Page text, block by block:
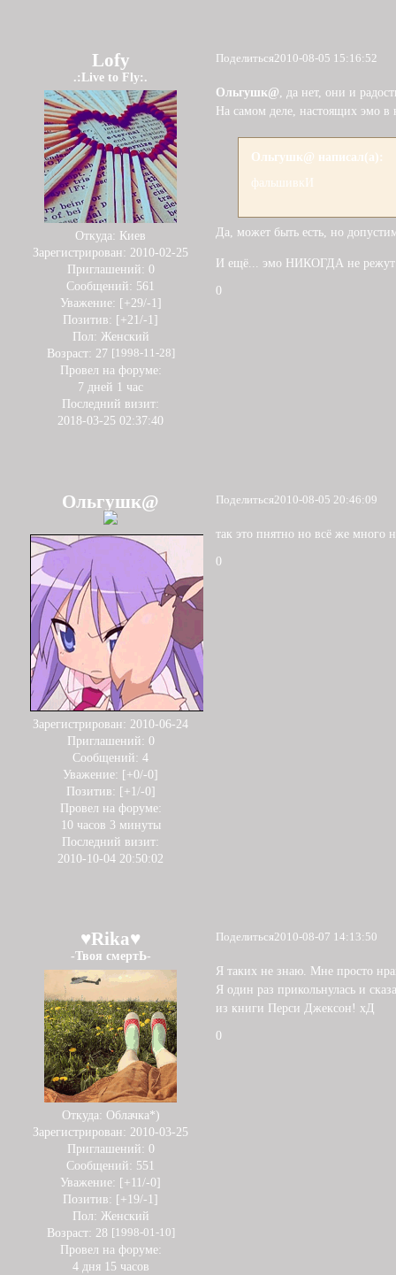
Поделиться2010-08-05 15:16:52
Lofy
.:Live to Fly:.
Откуда: Киев
Зарегистрирован: 2010-02-25
Приглашений: 0
Сообщений: 561
Уважение: [+29/-1]
Позитив: [+21/-1]
Пол: Женский
Возраст: 27 [1998-11-28]
Провел на форуме:
7 дней 1 час
Последний визит:
2018-03-25 02:37:40
Ольгушк@ , да нет, они и
На самом деле, настоящих эмо в
Ольгушк@ написал(а):
фальшивкИ
Да, может быть есть, но
И ещё... эмо НИКОГДА не режут
0
Поделиться2010-08-05 20:46:09
Ольгушк@
Зарегистрирован: 2010-06-24
Приглашений: 0
Сообщений: 4
Уважение: [+0/-0]
Позитив: [+1/-0]
Провел на форуме:
10 часов 3 минуты
Последний визит:
2010-10-04 20:50:02
так это пнятно но всё же много
0
Поделиться2010-08-07 14:13:50
♥Rika♥
-Твоя смертЬ-
Откуда: Облачка*)
Зарегистрирован: 2010-03-25
Приглашений: 0
Сообщений: 551
Уважение: [+11/-0]
Позитив: [+19/-1]
Пол: Женский
Возраст: 28 [1998-01-10]
Провел на форуме:
4 дня 15 часов
Я таких не знаю. Мне просто
Я один раз прикольнулась и
из книги Перси Джексон! хД
0